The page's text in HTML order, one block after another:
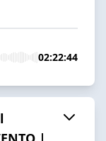
02:22:44